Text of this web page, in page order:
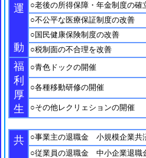
運
動
○老後の所得保障・年金制度の確
○不公平な医療保証制度の改善
○国民健康保険制度の改善
○税制面の不合理を改善
福
利
厚
生
○青色ドックの開催
○各種移動研修の開催
○その他レクリェションの開催
共 ○事業主の退職金 小規模企業共
○従業員の退職金 中小企業退職